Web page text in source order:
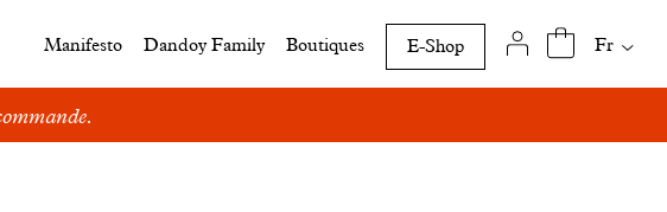
Manifesto Dandoy Family Boutiques E-Shop
cette
Fr